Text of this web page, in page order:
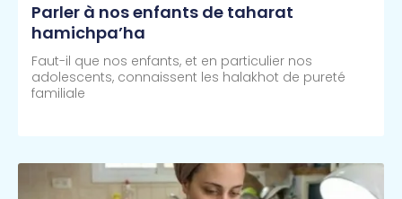
Parler à nos enfants de taharat
hamichpa’ha
Faut-il que nos enfants, et en particulier nos
adolescents, connaissent les halakhot de pureté
familiale